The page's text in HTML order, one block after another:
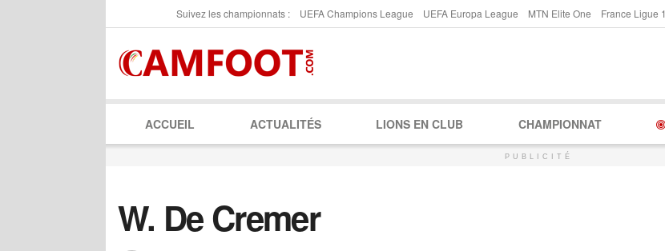
Suivez les championnats : UEFA Champions League UEFA Europa League MTN Elite One France Ligue 1
ACCUEIL ACTUALITÉS LIONS EN CLUB CHAMPIONNAT
PUBLICITÉ
W. De Cremer